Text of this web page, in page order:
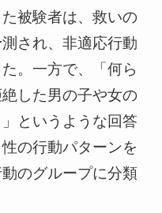
被験者は、救いの
され、非適応行動
。一方で、「何ら
した男の子や女の
というような回答
の行動パターンを
のグループに分類